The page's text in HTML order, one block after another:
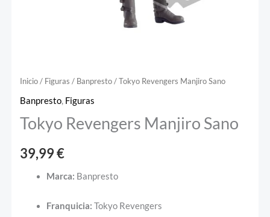
Inicio/ Figuras / Banpresto/ Tokyo Revengers Manjiro Sano
Banpresto, Figuras
Tokyo Revengers Manjiro Sano
39,99€
Marca: Banpresto
Franquicia:Tokyo Revengers